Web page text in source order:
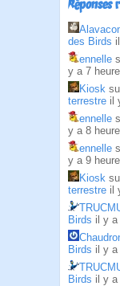
Réponses
des Birds
ennelle
y a 7
Kiosk
terrestre il
ennelle
y a 8
ennelle
y a 9
Kiosk
terrestre il
Birds il y a
Birds il y a
Birds il y a